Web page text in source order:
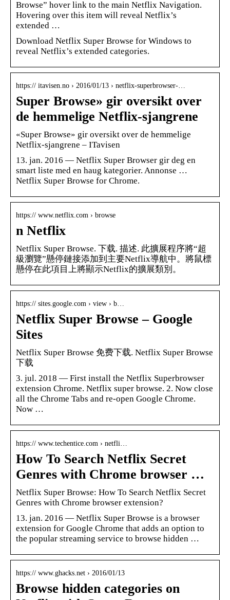
Browse” hover link to the main Netflix Navigation.
Hovering over this item will reveal Netflix’s
extended …
Download Netflix Super Browse for Windows to
reveal Netflix’s extended categories.
https:// itavisen.no › 2016/01/13 › netflix-superbrowser-…
Super Browse» gir oversikt over
de hemmelige Netflix-sjangrene
«Super Browse» gir oversikt over de hemmelige
Netflix-sjangrene – ITavisen
13. jan. 2016 — Netflix Super Browser gir deg en
smart liste med en haug kategorier. Annonse …
Netflix Super Browse for Chrome.
https:// www.netflix.com › browse
n Netflix
Netflix Super Browse. 下载. 描述. 此擴展程序將“超
級瀏覽”懸停鏈接添加到主要Netflix導航中。將鼠標
懸停在此項目上將顯示Netflix的擴展類別。
https:// sites.google.com › view › b…
Netflix Super Browse – Google
Sites
Netflix Super Browse 免费下载. Netflix Super Browse
下载
3. jul. 2018 — First install the Netflix Superbrowser
extension Chrome. Netflix super browse. 2. Now close
all the Chrome Tabs and re-open Google Chrome.
Now …
https:// www.techentice.com › netfli…
How To Search Netflix Secret
Genres with Chrome browser …
Netflix Super Browse: How To Search Netflix Secret
Genres with Chrome browser extension?
13. jan. 2016 — Netflix Super Browse is a browser
extension for Google Chrome that adds an option to
the popular streaming service to browse hidden …
https:// www.ghacks.net › 2016/01/13
Browse hidden categories on